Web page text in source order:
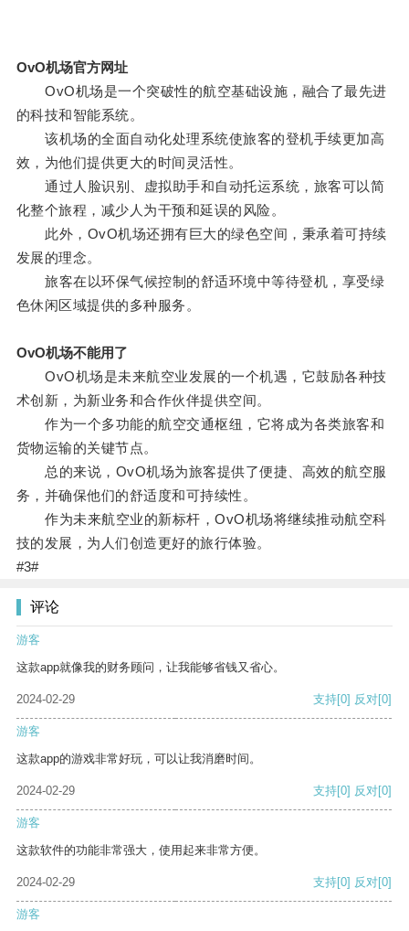
OvO机场官方网址
OvO机场是一个突破性的航空基础设施，融合了最先进
的科技和智能系统。
该机场的全面自动化处理系统使旅客的登机手续更加高
效，为他们提供更大的时间灵活性。
通过人脸识别、虚拟助手和自动托运系统，旅客可以简
化整个旅程，减少人为干预和延误的风险。
此外，OvO机场还拥有巨大的绿色空间，秉承着可持续
发展的理念。
旅客在以环保气候控制的舒适环境中等待登机，享受绿
色休闲区域提供的多种服务。
OvO机场不能用了
OvO机场是未来航空业发展的一个机遇，它鼓励各种技
术创新，为新业务和合作伙伴提供空间。
作为一个多功能的航空交通枢纽，它将成为各类旅客和
货物运输的关键节点。
总的来说，OvO机场为旅客提供了便捷、高效的航空服
务，并确保他们的舒适度和可持续性。
作为未来航空业的新标杆，OvO机场将继续推动航空科
技的发展，为人们创造更好的旅行体验。
#3#
评论
游客
这款app就像我的财务顾问，让我能够省钱又省心。
2024-02-29 支持[0] 反对[0]
游客
这款app的游戏非常好玩，可以让我消磨时间。
2024-02-29 支持[0] 反对[0]
游客
这款软件的功能非常强大，使用起来非常方便。
2024-02-29 支持[0] 反对[0]
游客